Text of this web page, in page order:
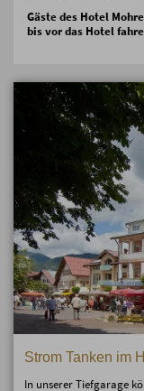
Gäste des Hotel
bis vor das Hotel
Strom Tanken im
In unserer Tiefgarage